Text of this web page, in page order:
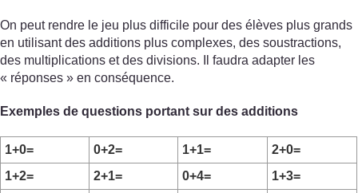
On peut rendre le jeu plus difficile pour des élèves plus grands
en utilisant des additions plus complexes, des soustractions,
des multiplications et des divisions. Il faudra adapter les
« réponses » en conséquence.
Exemples de questions portant sur des additions
1+0= 0+2= 1+1=
2+0=
1+2=
2+1= 0+4= 1+3=